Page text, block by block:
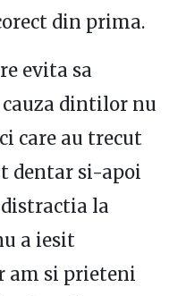
din prima.
evita sa
dintilor nu
care au trecut
dentar si-apoi
la
a iesit
am si prieteni